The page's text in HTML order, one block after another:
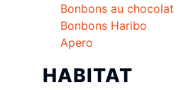
Bonbons au chocolat
Bonbons Haribo
Apero
HABITAT